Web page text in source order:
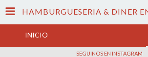
INICIO
SEGUINOS EN INSTAGRAM